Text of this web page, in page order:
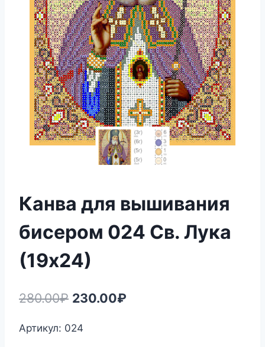
Канва для вышивания
бисером 024 Св. Лука
(19х24)
280.00₽ Первоначальная
230.00₽
Артикул: 024